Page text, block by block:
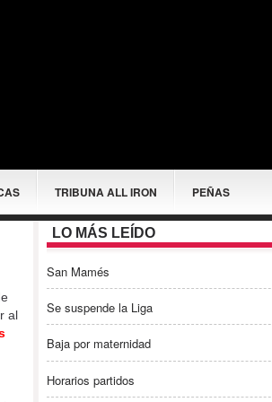
TRIBUNA ALL IRON PEÑAS
al
LO MÁS LEÍDO
San Mamés
Se suspende la Liga
Baja por maternidad
Horarios partidos